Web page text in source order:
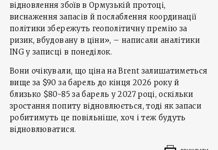
відновлення збоїв в Ормузькій протоці,
виснаження запасів й послаблення координації
політики збережуть геополітичну премію за
ризик, вбудовану в ціни», – написали аналітики
ING у записці в понеділок.
Вони очікували, що ціна на Brent залишатиметься
вище за $90 за барель до кінця 2026 року й
близько $80-85 за барель у 2027 році, оскільки
зростання попиту відновлюється, тоді як запаси
робитимуть це повільніше, хоч і теж будуть
відновлюватися.